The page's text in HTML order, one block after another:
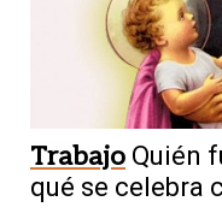
Trabajo Quién
qué se celebra